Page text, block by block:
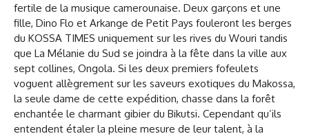
fertile de la musique camerounaise. Deux garçons et une
fille, Dino Flo et Arkange de Petit Pays fouleront les berges
du KOSSA TIMES uniquement sur les rives du Wouri tandis
que La Mélanie du Sud se joindra à la fête dans la ville aux
sept collines, Ongola. Si les deux premiers fofeulets
voguent allègrement sur les saveurs exotiques du Makossa,
la seule dame de cette expédition, chasse dans la forêt
enchantée le charmant gibier du Bikutsi. Cependant qu’ils
entendent étaler la pleine mesure de leur talent, à la